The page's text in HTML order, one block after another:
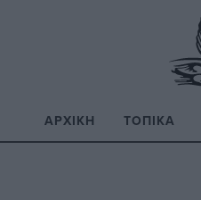
ΑΡΧΙΚΉ ΤΟΠΙΚΆ